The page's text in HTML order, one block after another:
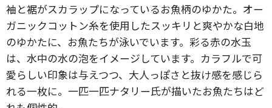
袖と裾がスカラップになっているお魚柄のゆかた。オー
ガニックコットン糸を使用したスッキリと爽やかな白地
のゆかたに、お魚たちが泳いでいます。彩る赤の水玉
は、水中の水の泡をイメージしています。カラフルで可
愛らしい印象は与えつつ、大人っぽさと抜け感を感じら
れる一枚に。一匹一匹ナタリー氏が描いたお魚たちはど